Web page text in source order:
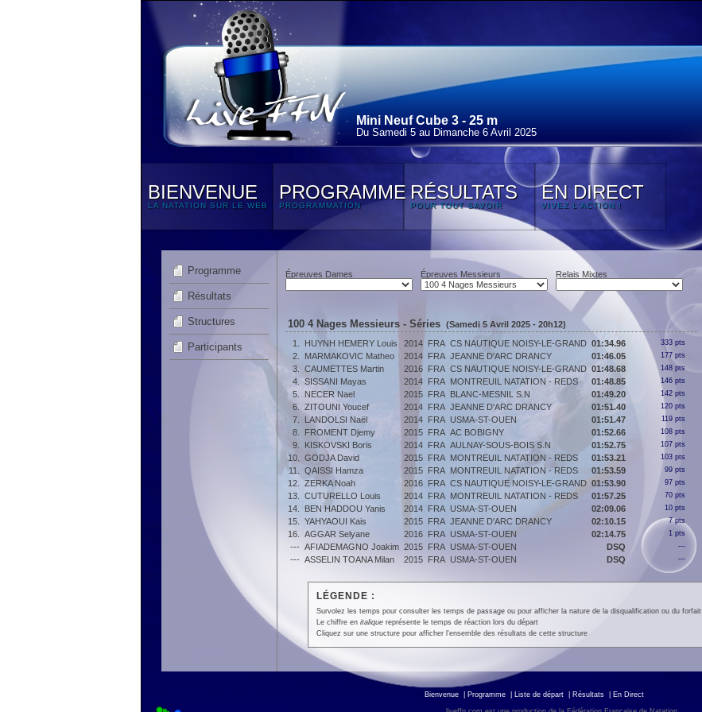
Mini Neuf Cube 3 - 25 m
Du Samedi 5 au Dimanche 6 Avril 2025
BIENVENUE
LA NATATION SUR LE WEB
PROGRAMME
PROGRAMMATION
RÉSULTATS
POUR TOUT SAVOIR
EN DIRECT
VIVEZ L'ACTION !
Programme
Résultats
Structures
Participants
Épreuves Dames Épreuves Messieurs Relais Mixtes
100 4 Nages Messieurs - Séries (Samedi 5 Avril 2025 - 20h12)
1.
HUYNH HEMERY Louis 2014 FRA CS NAUTIQUE NOISY-LE-GRAND 01:34.96 333 pts
2. MARMAKOVIC Matheo 2014 FRA JEANNE D'ARC DRANCY 01:46.05 177 pts
3. CAUMETTES Martin 2016 FRA CS NAUTIQUE NOISY-LE-GRAND 01:48.68 148 pts
4. SISSANI Mayas 2014 FRA MONTREUIL NATATION - REDS 01:48.85 146 pts
5. NECER Nael 2015 FRA BLANC-MESNIL S.N 01:49.20 142 pts
6. ZITOUNI Youcef 2014 FRA JEANNE D'ARC DRANCY 01:51.40 120 pts
7. LANDOLSI Naël 2014 FRA USMA-ST-OUEN 01:51.47 119 pts
8. FROMENT Djemy 2015 FRA AC BOBIGNY 01:52.66 108 pts
9. KISKOVSKI Boris 2014 FRA AULNAY-SOUS-BOIS S.N 01:52.75 107 pts
10. GODJA David 2015 FRA MONTREUIL NATATION - REDS 01:53.21 103 pts
11. QAISSI Hamza 2015 FRA MONTREUIL NATATION - REDS 01:53.59 99 pts
12. ZERKA Noah 2016 FRA CS NAUTIQUE NOISY-LE-GRAND 01:53.90 97 pts
13. CUTURELLO Louis 2014 FRA MONTREUIL NATATION - REDS 01:57.25 70 pts
14. BEN HADDOU Yanis 2014 FRA USMA-ST-OUEN 02:09.06 10 pts
15. YAHYAOUI Kais 2015 FRA JEANNE D'ARC DRANCY 02:10.15 7 pts
16. AGGAR Selyane 2016 FRA USMA-ST-OUEN 02:14.75 1 pts
--- AFIADEMAGNO Joakim 2015 FRA USMA-ST-OUEN DSQ ---
--- ASSELIN TOANA Milan 2015 FRA USMA-ST-OUEN DSQ ---
LÉGENDE :
Survolez les temps pour consulter les temps de passage ou pour afficher la nature de la disqualification ou du forfait
Le chiffre en italiquereprésente le temps de réaction lors du départ
Cliquez sur une structure pour afficher l'ensemble des résultats de cette structure
Bienvenue Programme Liste de départ Résultats En Direct